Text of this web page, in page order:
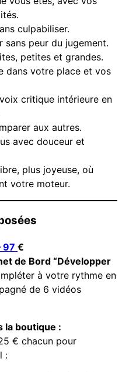
culpabiliser.
sans peur du jugement.
petites et grandes.
dans votre place et vos
critique intérieure en
aux autres.
avec douceur et
plus joyeuse, où
votre moteur.
97€
de Bord “Développer
à votre rythme en
de 6 vidéos
la boutique :
€ chacun pour
: